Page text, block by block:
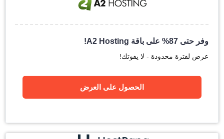
وفر حتى 87% على باقة A2 Hosting!
عرض لفترة محدودة - لا يفوتك!
الحصول على العرض